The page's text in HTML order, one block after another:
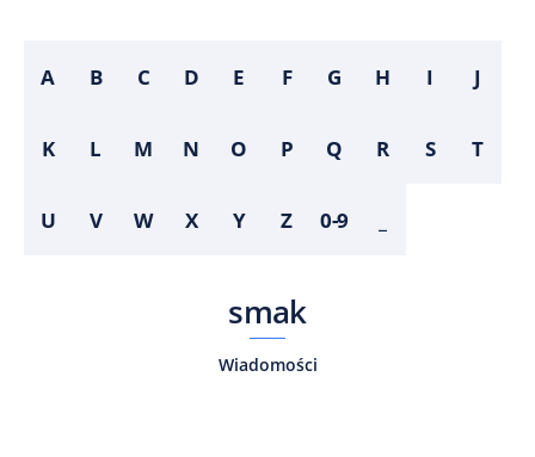
A B C D E F G H I J
K L M N O P Q R S T
U V W X Y Z 0-9
smak
Wiadomości